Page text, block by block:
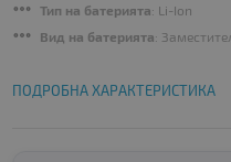
Тип на батерията: Li-Ion
Вид на батерията:
ПОДРОБНА ХАРАКТЕРИСТИКА